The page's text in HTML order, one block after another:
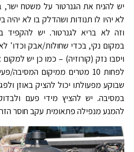
יש להניח את הגנרטור על משטח
לא יהיו לו תנודות ושהדלק בו לא יהיה
וזה לא בריא לגנרטור. יש להקפיד
במקום נקי, בכדי שחולות/אבק וכדו'
ויסבו נזק (קורוזיה) – כמו כן יש
לפחות 10 מטרים ממיקום
שבוקע מפעולתו יכול להציק באוזן
במסיבה. יש להציץ מידי פעם
להמנע מנפילה פתאומית עקב חוסר